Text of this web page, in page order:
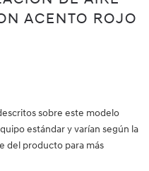
ACENTO ROJO
sobre este modelo
estándar y varían según la
del producto para más